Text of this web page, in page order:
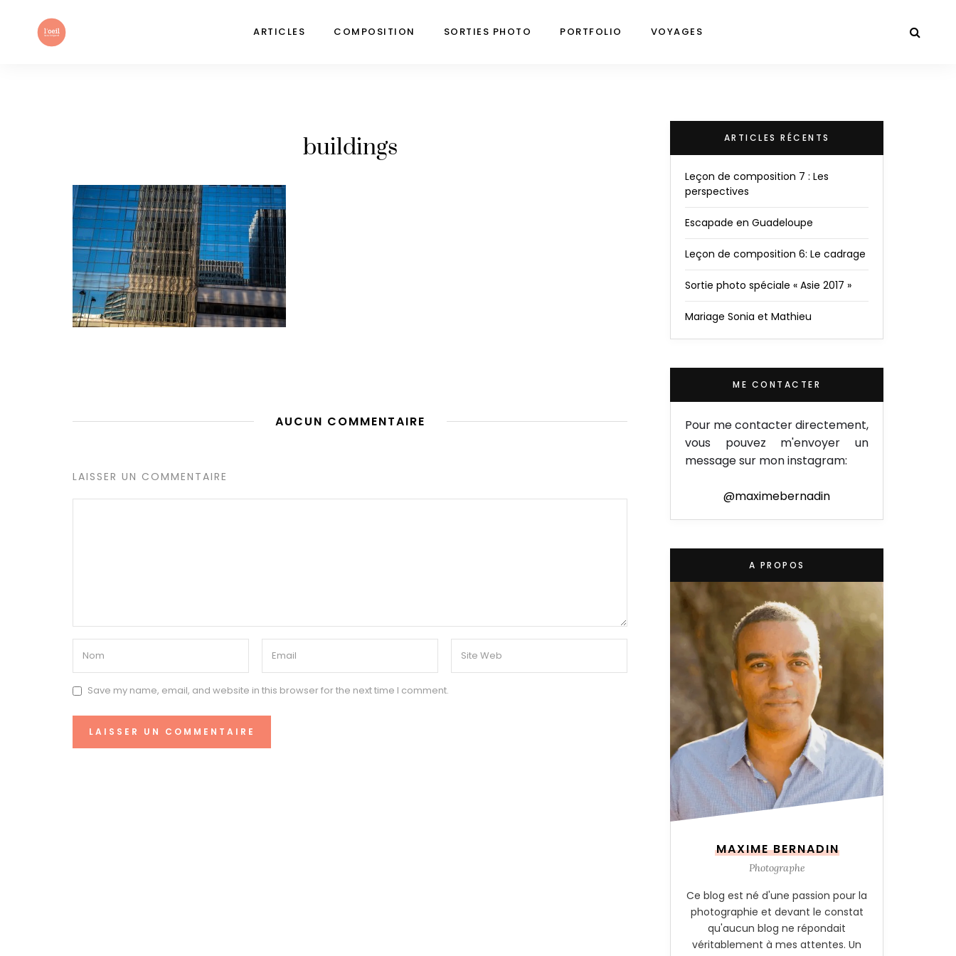
ARTICLES COMPOSITION SORTIES PHOTO PORTFOLIO VOYAGES
buildings
AUCUN COMMENTAIRE
LAISSER UN COMMENTAIRE
Save my name, email, and website in this browser for the next time I comment.
ARTICLES RÉCENTS
Leçon de composition 7 : Les
perspectives
Escapade en Guadeloupe
Leçon de composition 6: Le cadrage
Sortie photo spéciale « Asie 2017 »
Mariage Sonia et Mathieu
ME CONTACTER
Pour me contacter directement,
vous pouvez m'envoyer un
message sur mon instagram:
@maximebernadin
A PROPOS
MAXIME BERNADIN
Photographe
Ce blog est né d'une passion pour la
photographie et devant le constat
qu'aucun blog ne répondait
véritablement à mes attentes. Un